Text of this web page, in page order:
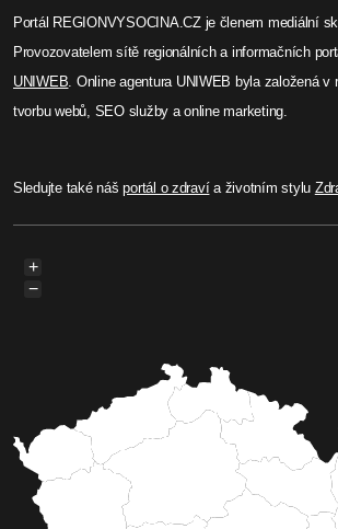
Portál REGIONVYSOCINA.CZ je členem mediální
Provozovatelem sítě regionálních a informačních
UNIWEB . Online agentura UNIWEB byla založená
tvorbu webů, SEO služby a online marketing.
Sledujte také nášportál o zdravía životním stylu
+
−